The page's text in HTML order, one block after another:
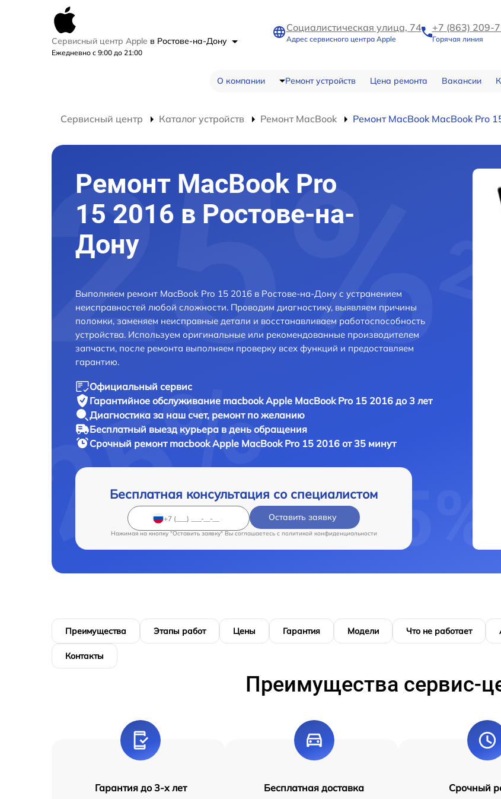
Сервисный центр Apple в Ростове-на-Дону
Ежедневно с 9:00 до 21:00
Социалистическая улица, 74
Адрес сервисного центра Apple
+7 (863) 209-
Горячая линия
О компании Ремонт устройств Цена ремонта Вакансии
Сервисный центр Каталог устройств Ремонт MacBook Ремонт MacBook MacBook Pro
Ремонт MacBook Pro
15 2016 в Ростове-на-
Дону
Выполняем ремонт MacBook Pro 15 2016 в Ростове-на-Дону с устранением
неисправностей любой сложности. Проводим диагностику, выявляем причины
поломки, заменяем неисправные детали и восстанавливаем работоспособность
устройства. Используем оригинальные или рекомендованные производителем
запчасти, после ремонта выполняем проверку всех функций и предоставляем
гарантию.
Официальный сервис
Гарантийное обслуживание macbook Apple MacBook Pro 15 2016 до 3 лет
Диагностика за наш счет, ремонт по желанию
Бесплатный выезд курьера в день обращения
Срочный ремонт macbook Apple MacBook Pro 15 2016 от 35 минут
Бесплатная консультация со специалистом
Оставить заявку
Нажимая на кнопку "Оставить заявку" Вы соглашаетесь c политикой конфиденциальности
Преимущества Этапы работ Цены Гарантия Модели Что не работает
Контакты
Преимущества сервис-
Гарантия до 3-х лет Бесплатная доставка Срочный